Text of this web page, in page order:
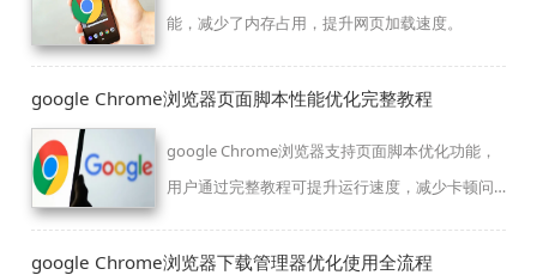
能，减少了内存占用，提升网页加载速度。
google Chrome浏览器页面脚本性能优化完整教程
google Chrome浏览器支持页面脚本优化功能，
用户通过完整教程可提升运行速度，减少卡顿问
google Chrome浏览器下载管理器优化使用全流程